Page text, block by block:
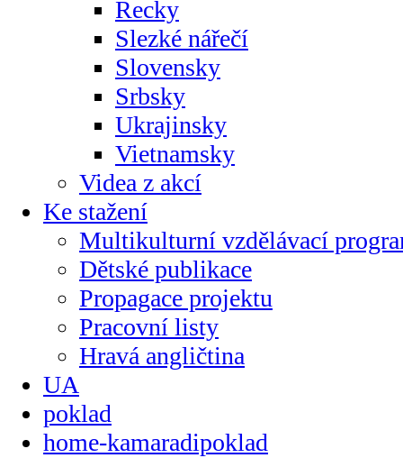
Řecky
Slezké nářečí
Slovensky
Srbsky
Ukrajinsky
Vietnamsky
Videa z akcí
Ke stažení
Multikulturní vzdělávací
Dětské publikace
Propagace projektu
Pracovní listy
Hravá angličtina
UA
poklad
home-kamaradipoklad